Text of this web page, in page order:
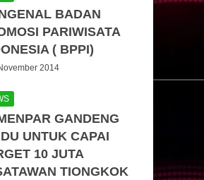
BADAN
PARIWISATA
( BPPI)
2014
GANDENG
UNTUK CAPAI
10 JUTA
TIONGKOK